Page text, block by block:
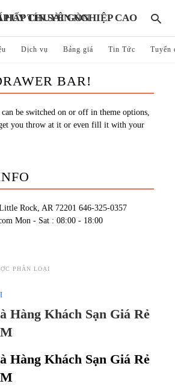
ỦI HẤP CHUYÊN NGHIỆP CAO CẤP UY TÍN SÀI GÒN
Dịch vụ Bảng giá Tin Tức Tuyển
BAR!
be switched on or off in theme options,
you throw at it or even fill it with your
Rock, AR 72201 646-325-0357
Mon - Sat : 08:00 - 18:00
PHÂN LOẠI
Hàng Khách Sạn Giá Rẻ
Hàng Khách Sạn Giá Rẻ